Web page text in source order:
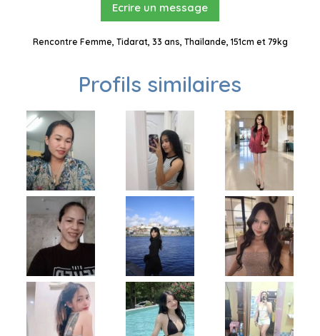
Ecrire un message
Rencontre Femme, Tidarat, 33 ans, Thaïlande, 151cm et 79kg
Profils similaires